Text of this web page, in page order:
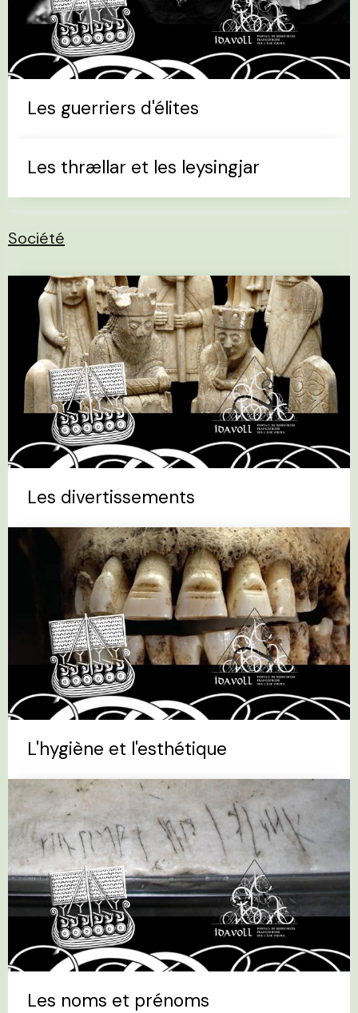
Les guerriers d'élites
Les thrællar et les leysingjar
Société
Les divertissements
L'hygiène et l'esthétique
Les noms et prénoms